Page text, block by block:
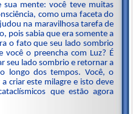
mente: você teve muitas
como uma faceta do
na maravilhosa tarefa de
pois sabia que era somente a
o fato que seu lado sombrio
o preencha com Luz? É
seu lado sombrio e retornar a
longo dos tempos. Você, o
criar este milagre e isto deve
que estão agora